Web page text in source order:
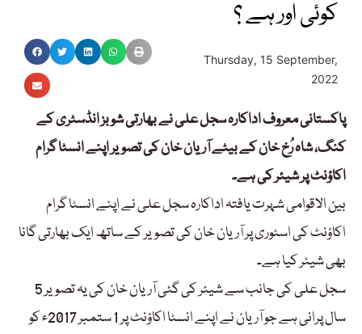
کوئی اور ہے ؟
Thursday, 15 September,
2022
پاکستانی معروف اداکارہ سجل علی نے بھارتی شوبز انڈسٹری کے
کنگ، شاہ رُخ خان کے بیٹے آریان خان کی تصویر اپنے انسٹا گرام
اکاؤنٹ پر شیئر کی ہے۔
بین الاقوامی شہرت یافتہ اداکارہ سجل علی نے اپنے انسٹا گرام
اکاؤنٹ کی اسٹوری پر آریان خان کی تصویر کے ساتھ ایک بھارتی گانا
بھی شیئر کیا ہے۔
سجل علی کی جانب سے شیئر کی گئی آریان خان کی یہ تصویر 5
سال پرانی ہے جو آریان نے اپنے انسٹا اکاؤنٹ پر 1 ستمبر 2017ء کو